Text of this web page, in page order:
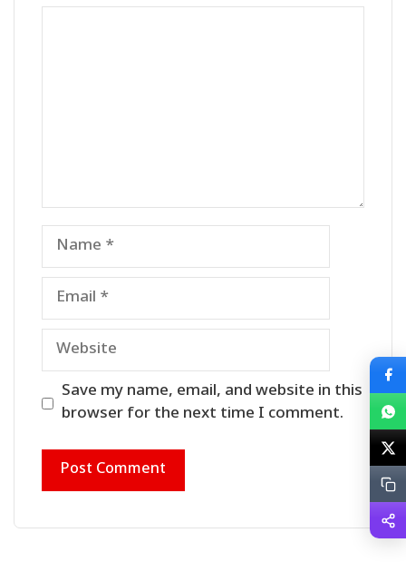
Name
Email
Website
Save my name, email, and website in this
browser for the next time I comment.